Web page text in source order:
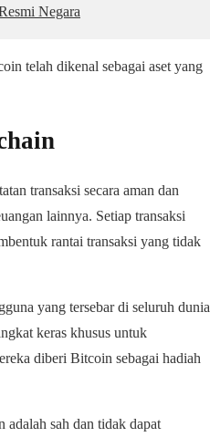
Negara
telah dikenal sebagai aset yang
transaksi secara aman dan
lainnya. Setiap transaksi
rantai transaksi yang tidak
yang tersebar di seluruh dunia
keras khusus untuk
diberi Bitcoin sebagai hadiah
adalah sah dan tidak dapat